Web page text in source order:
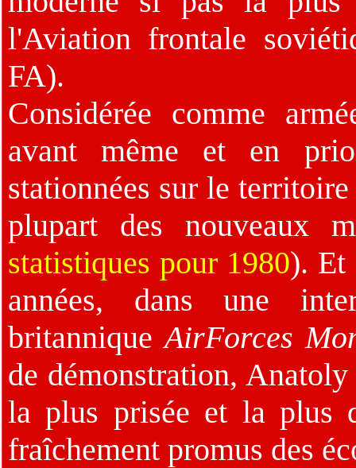
l'Aviation frontale
FA).
Considérée comme
avant même et en
stationnées sur le
plupart des nouveaux
statistiques pour 1980). Et
années, dans une
britanniqueAirForces
de démonstration,
la plus prisée et la plus
fraîchement promus des